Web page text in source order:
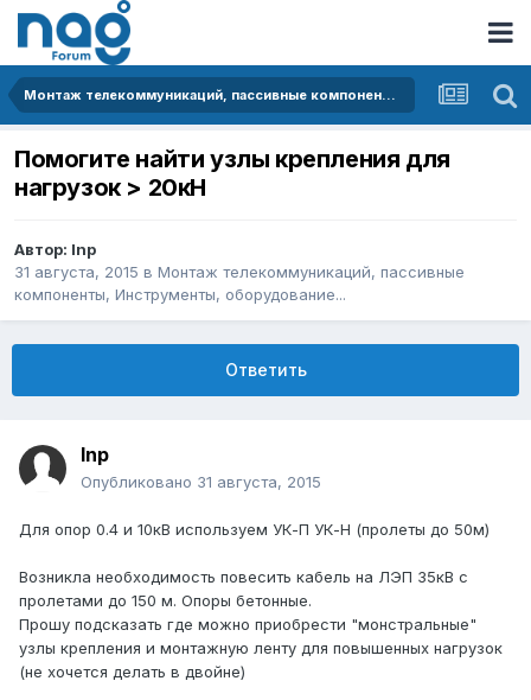
Монтаж телекоммуникаций, пассивные компоненты, Инструменты, оборудование...
Помогите найти узлы крепления для
нагрузок > 20кН
Автор: Inp
31 августа, 2015 в Монтаж телекоммуникаций, пассивные
компоненты, Инструменты, оборудование...
Ответить
Inp
Опубликовано 31 августа, 2015
Для опор 0.4 и 10кВ используем УК-П УК-Н (пролеты до 50м)
Возникла необходимость повесить кабель на ЛЭП 35кВ с
пролетами до 150 м. Опоры бетонные.
Прошу подсказать где можно приобрести "монстральные"
узлы крепления и монтажную ленту для повышенных нагрузок
(не хочется делать в двойне)